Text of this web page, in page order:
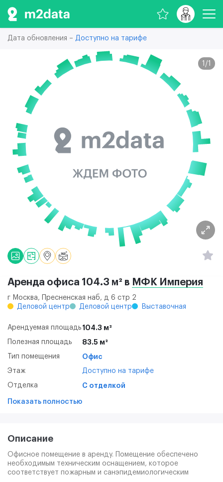
Дата обновления – Доступно на тарифе
1 /1
Аренда офиса 104.3 м² в МФК Империя
г Москва, Пресненская наб, д 6 стр 2
Деловой центр
Деловой центр Выставочная
Арендуемая площадь 104.3 м²
Полезная площадь 83.5 м²
Тип помещения Офис
Этаж Доступно на тарифе
Отделка С отделкой
Показать полностью
Описание
Офисное помещение в аренду. Помещение обеспечено
необходимым техническим оснащением, которое
соответствует пожарным и санэпидемиологическим